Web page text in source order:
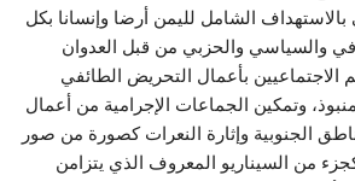
الشامل لليمن أرضا وإنسانا بكل
والسياسي والحزبي من قبل العدوان
الاجتماعيين بأعمال التحريض الطائفي
وتمكين الجماعات الإجرامية من أعمال
الجنوبية وإثارة النعرات كصورة من صور
من السيناريو المعروف الذي يتزامن